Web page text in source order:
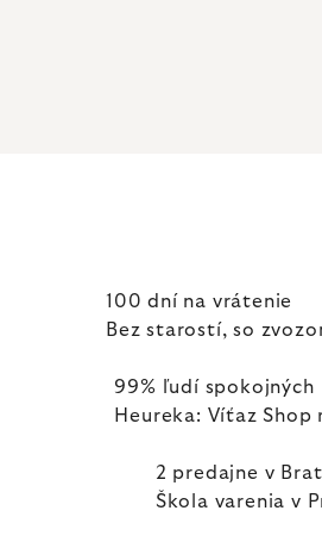
100 dní na vrátenie
Bez starostí, so
99% ľudí spokojných
Heureka: Víťaz Shop
2 predajne v
Škola varenia v